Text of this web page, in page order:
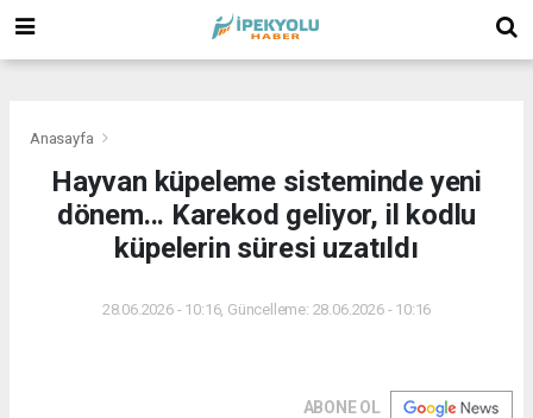
Anasayfa
Hayvan küpeleme sisteminde yeni
dönem... Karekod geliyor, il kodlu
küpelerin süresi uzatıldı
28.06.2026 - 10:16, Güncelleme: 28.06.2026 - 10:16
ABONE OL